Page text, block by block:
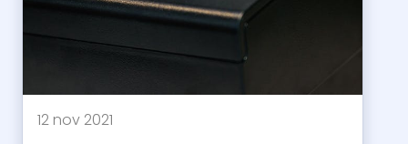
12 nov 2021